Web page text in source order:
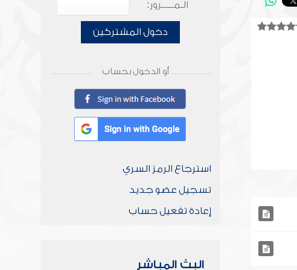
الـمـــــرور:
دخول المشتركين
أو الدخول بحساب
استرجاع الرمز السري
تسجيل عضو جديد
إعادة تفعيل حساب
البث المباشر